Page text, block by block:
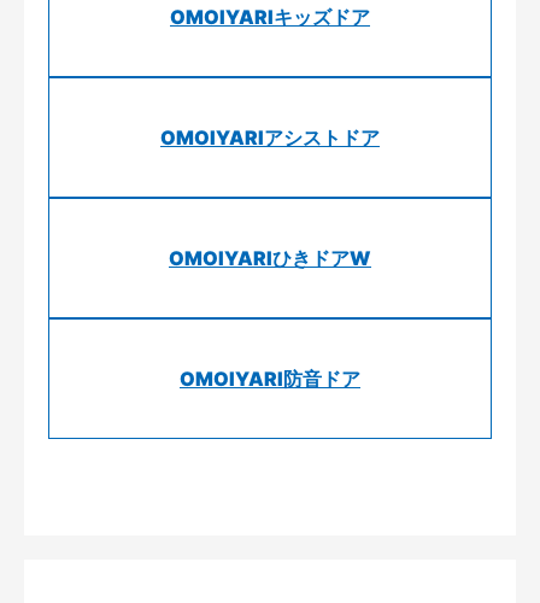
OMOIYARIキッズドア
OMOIYARIアシストドア
OMOIYARIひきドアW
OMOIYARI防音ドア